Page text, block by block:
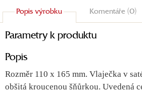
Popis výrobku Komentáře (0)
Parametry k produktu
Popis
Rozměr 110 x 165 mm. Vlaječka v
obšitá kroucenou šňůrkou. Uvedená